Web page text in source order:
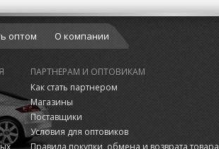
оптом О компании
ПАРТНЕРАМ И ОПТОВИКАМ
Как стать партнером
Магазины
Поставщики
Условия для оптовиков
Правила покупки, обмена и возврата товара